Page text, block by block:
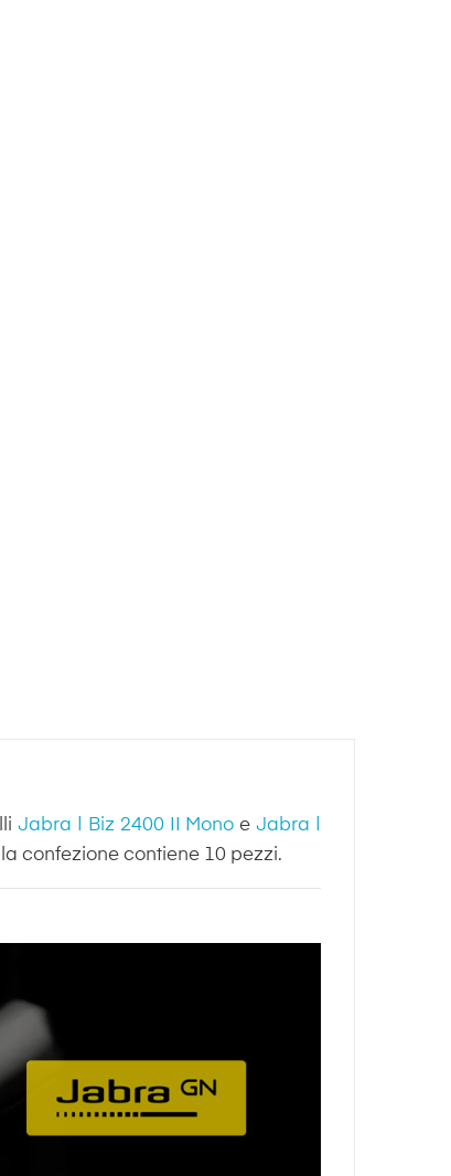
Jabra | Biz 2400 II Mono eJabra |
confezione contiene 10 pezzi.